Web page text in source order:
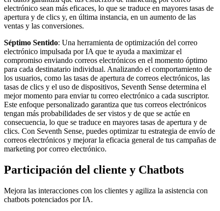
electrónico sean más eficaces, lo que se traduce en mayores tasas de
apertura y de clics y, en última instancia, en un aumento de las
ventas y las conversiones.
Séptimo Sentido: Una herramienta de optimización del correo
electrónico impulsada por IA que te ayuda a maximizar el
compromiso enviando correos electrónicos en el momento óptimo
para cada destinatario individual. Analizando el comportamiento de
los usuarios, como las tasas de apertura de correos electrónicos, las
tasas de clics y el uso de dispositivos, Seventh Sense determina el
mejor momento para enviar tu correo electrónico a cada suscriptor.
Este enfoque personalizado garantiza que tus correos electrónicos
tengan más probabilidades de ser vistos y de que se actúe en
consecuencia, lo que se traduce en mayores tasas de apertura y de
clics. Con Seventh Sense, puedes optimizar tu estrategia de envío de
correos electrónicos y mejorar la eficacia general de tus campañas de
marketing por correo electrónico.
Participación del cliente y Chatbots
Mejora las interacciones con los clientes y agiliza la asistencia con
chatbots potenciados por IA.